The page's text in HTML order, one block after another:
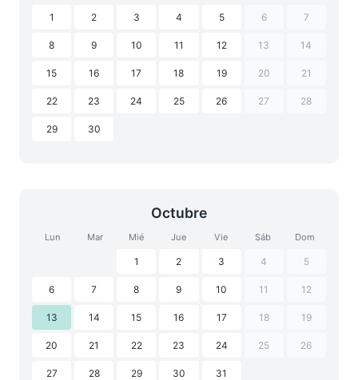
1 2 3 4 5 6 7
8 9 10 11 12 13 14
15 16 17 18 19 20 21
22 23 24 25 26 27 28
29 30
Octubre
Lun Mar Mié Jue Vie Sáb Dom
1 2 3 4 5
6 7 8 9 10 11 12
13 14 15 16 17 18 19
20 21 22 23 24 25 26
27 28 29 30 31